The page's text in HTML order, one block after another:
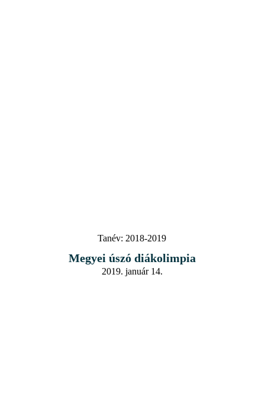
Tanév: 2018-2019
Megyei úszó diákolimpia
2019. január 14.